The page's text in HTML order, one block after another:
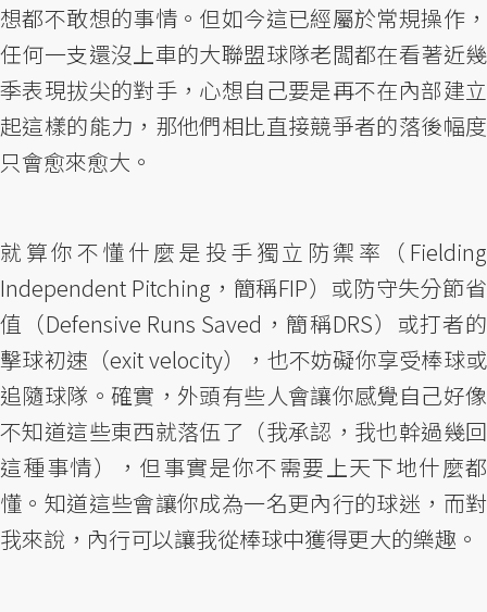
想都不敢想的事情。但如今這已經屬於常規操作，
任何一支還沒上車的大聯盟球隊老闆都在看著近幾
季表現拔尖的對手，心想自己要是再不在內部建立
起這樣的能力，那他們相比直接競爭者的落後幅度
只會愈來愈大。
就算你不懂什麼是投手獨立防禦率（Fielding
Independent Pitching，簡稱FIP）或防守失分節省
值（Defensive Runs Saved，簡稱DRS）或打者的
擊球初速（exit velocity），也不妨礙你享受棒球或
追隨球隊。確實，外頭有些人會讓你感覺自己好像
不知道這些東西就落伍了（我承認，我也幹過幾回
這種事情），但事實是你不需要上天下地什麼都
懂。知道這些會讓你成為一名更內行的球迷，而對
我來說，內行可以讓我從棒球中獲得更大的樂趣。